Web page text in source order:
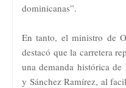
dominicanas”.
En tanto, el ministro de
destacó que la carretera
una demanda histórica
y Sánchez Ramírez, al